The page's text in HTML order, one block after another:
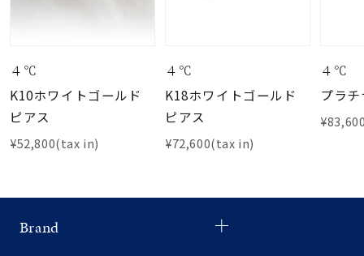
４℃
K10ホワイトゴールド
ピアス
¥52,800(tax in)
４℃
K18ホワイトゴールド
ピアス
¥72,600(tax in)
４℃
プラ
Brand